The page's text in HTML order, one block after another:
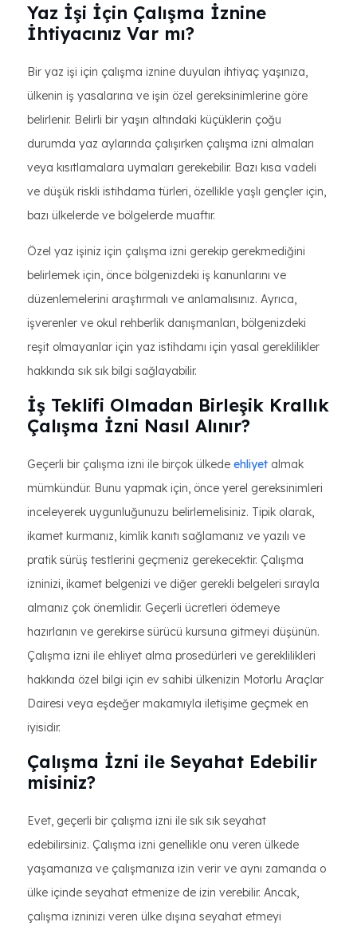
Yaz İşi İçin Çalışma İznine
İhtiyacınız Var mı?
Bir yaz işi için çalışma iznine duyulan ihtiyaç yaşınıza,
ülkenin iş yasalarına ve işin özel gereksinimlerine göre
belirlenir. Belirli bir yaşın altındaki küçüklerin çoğu
durumda yaz aylarında çalışırken çalışma izni almaları
veya kısıtlamalara uymaları gerekebilir. Bazı kısa vadeli
ve düşük riskli istihdama türleri, özellikle yaşlı gençler için,
bazı ülkelerde ve bölgelerde muaftır.
Özel yaz işiniz için çalışma izni gerekip gerekmediğini
belirlemek için, önce bölgenizdeki iş kanunlarını ve
düzenlemelerini araştırmalı ve anlamalısınız. Ayrıca,
işverenler ve okul rehberlik danışmanları, bölgenizdeki
reşit olmayanlar için yaz istihdamı için yasal gereklilikler
hakkında sık sık bilgi sağlayabilir.
İş Teklifi Olmadan Birleşik Krallık
Çalışma İzni Nasıl Alınır?
Geçerli bir çalışma izni ile birçok ülkede ehliyet almak
mümkündür. Bunu yapmak için, önce yerel gereksinimleri
inceleyerek uygunluğunuzu belirlemelisiniz. Tipik olarak,
ikamet kurmanız, kimlik kanıtı sağlamanız ve yazılı ve
pratik sürüş testlerini geçmeniz gerekecektir. Çalışma
izninizi, ikamet belgenizi ve diğer gerekli belgeleri sırayla
almanız çok önemlidir. Geçerli ücretleri ödemeye
hazırlanın ve gerekirse sürücü kursuna gitmeyi düşünün.
Çalışma izni ile ehliyet alma prosedürleri ve gereklilikleri
hakkında özel bilgi için ev sahibi ülkenizin Motorlu Araçlar
Dairesi veya eşdeğer makamıyla iletişime geçmek en
iyisidir.
Çalışma İzni ile Seyahat Edebilir
misiniz?
Evet, geçerli bir çalışma izni ile sık sık seyahat
edebilirsiniz. Çalışma izni genellikle onu veren ülkede
yaşamanıza ve çalışmanıza izin verir ve aynı zamanda o
ülke içinde seyahat etmenize de izin verebilir. Ancak,
çalışma izninizi veren ülke dışına seyahat etmeyi